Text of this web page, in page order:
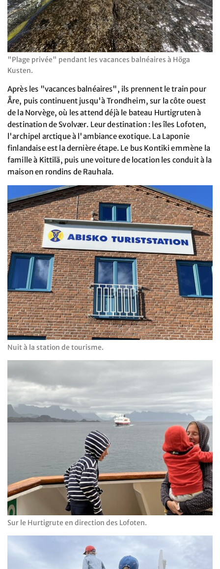
"Plage privée" pendant les vacances balnéaires à Höga
Kusten.
Après les "vacances balnéaires", ils prennent le train pour
Åre, puis continuent jusqu'à Trondheim, sur la côte ouest
de la Norvège, où les attend déjà le bateau Hurtigruten à
destination de Svolvær. Leur destination : les îles Lofoten,
l'archipel arctique à l'ambiance exotique. La Laponie
finlandaise est la dernière étape. Le bus Kontiki emmène la
famille à Kittilä, puis une voiture de location les conduit à la
maison en rondins de Rauhala.
Nuit à la station de tourisme.
Sur le Hurtigrute en direction des Lofoten.